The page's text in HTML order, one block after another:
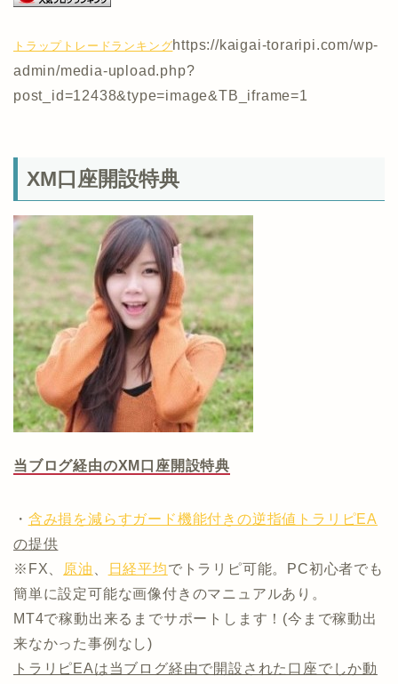
トラップトレードランキングhttps://kaigai-toraripi.com/wp-
admin/media-upload.php?
post_id=12438&type=image&TB_iframe=1
XM口座開設特典
当ブログ経由のXM口座開設特典
・ 含み損を減らすガード機能付きの逆指値トラリピEA
の提供
※FX、
原油 日経平均でトラリピ可能。PC初心者でも
簡単に設定可能な画像付きのマニュアルあり。
MT4で稼動出来るまでサポートします！(今まで稼動出
来なかった事例なし)
トラリピEAは当ブログ経由で開設された口座でしか動